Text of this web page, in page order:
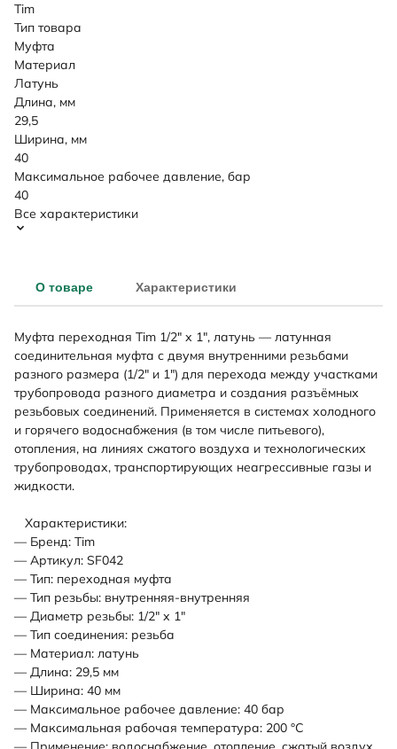
Tim
Тип товара
Муфта
Материал
Латунь
Длина, мм
29,5
Ширина, мм
40
Максимальное рабочее давление, бар
40
Все характеристики
О товаре Характеристики
Муфта переходная Tim 1/2" х 1", латунь — латунная
соединительная муфта с двумя внутренними резьбами
разного размера (1/2" и 1") для перехода между участками
трубопровода разного диаметра и создания разъёмных
резьбовых соединений. Применяется в системах холодного
и горячего водоснабжения (в том числе питьевого),
отопления, на линиях сжатого воздуха и технологических
трубопроводах, транспортирующих неагрессивные газы и
жидкости.
Характеристики:
— Бренд: Tim
— Артикул: SF042
— Тип: переходная муфта
— Тип резьбы: внутренняя-внутренняя
— Диаметр резьбы: 1/2" х 1"
— Тип соединения: резьба
— Материал: латунь
— Длина: 29,5 мм
— Ширина: 40 мм
— Максимальное рабочее давление: 40 бар
— Максимальная рабочая температура: 200 °С